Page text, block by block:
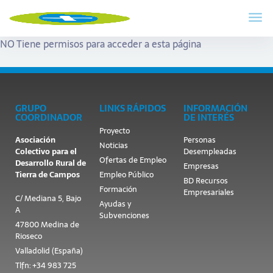
NO Tiene permisos para acceder a esta página
GRUPO
COORDINADOR
Asociación
Colectivo para el
Desarrollo Rural de
Tierra de Campos
C/ Mediana 5, Bajo
A
47800 Medina de
Rioseco
Valladolid (España)
Tlfn: +34 983 725
LINKS RÁPIDOS
Proyecto
Noticias
Ofertas de Empleo
Empleo Público
Formación
Ayudas y
Subvenciones
INFORMACIÓN
DE INTERÉS
Personas
Desempleadas
Empresas
BD Recursos
Empresariales